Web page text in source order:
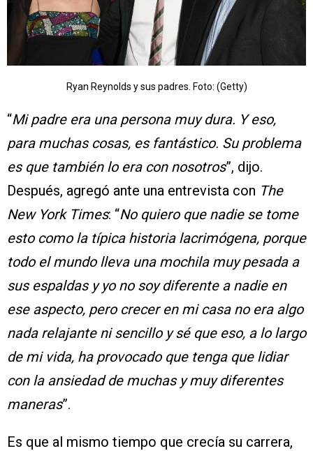
Ryan Reynolds y sus padres. Foto: (Getty)
“Mi padre era una persona muy dura. Y eso,
para muchas cosas, es fantástico. Su problema
es que también lo era con nosotros”, dijo.
Después, agregó ante una entrevista con The
New York Times: “No quiero que nadie se tome
esto como la típica historia lacrimógena, porque
todo el mundo lleva una mochila muy pesada a
sus espaldas y yo no soy diferente a nadie en
ese aspecto, pero crecer en mi casa no era algo
nada relajante ni sencillo y sé que eso, a lo largo
de mi vida, ha provocado que tenga que lidiar
con la ansiedad de muchas y muy diferentes
maneras”.
Es que al mismo tiempo que crecía su carrera,